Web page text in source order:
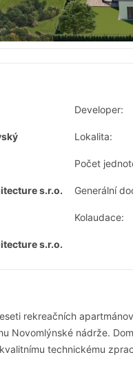
Developer:
Lokalita:
Počet
s.r.o. Generální
Kolaudace:
s.r.o.
rekreačních
Novomlýnské nádrže.
technickému